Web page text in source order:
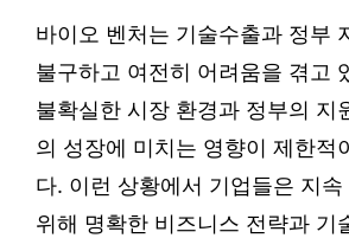
바이오 벤처는 기술수출과 정부
불구하고 여전히 어려움을 겪고
불확실한 시장 환경과 정부의 지
의 성장에 미치는 영향이 제한적
다. 이런 상황에서 기업들은 지
위해 명확한 비즈니스 전략과 기